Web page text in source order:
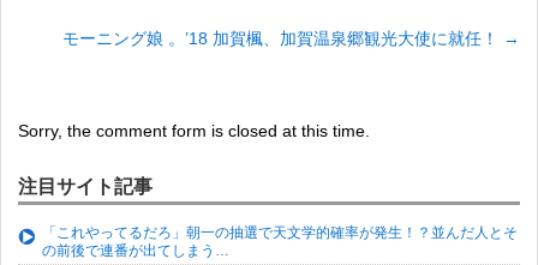
モーニング娘 。’18 加賀楓、加賀温泉郷観光大使に就任！ →
Sorry, the comment form is closed at this time.
注目サイト記事
「これやってるだろ」朝一の抽選で天文学的確率が発生！？並んだ人とそ
の前後で連番が出てしまう…